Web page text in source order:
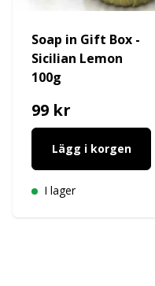
Soap in Gift Box -
Sicilian Lemon
100g
99 kr
Lägg i korgen
I lager